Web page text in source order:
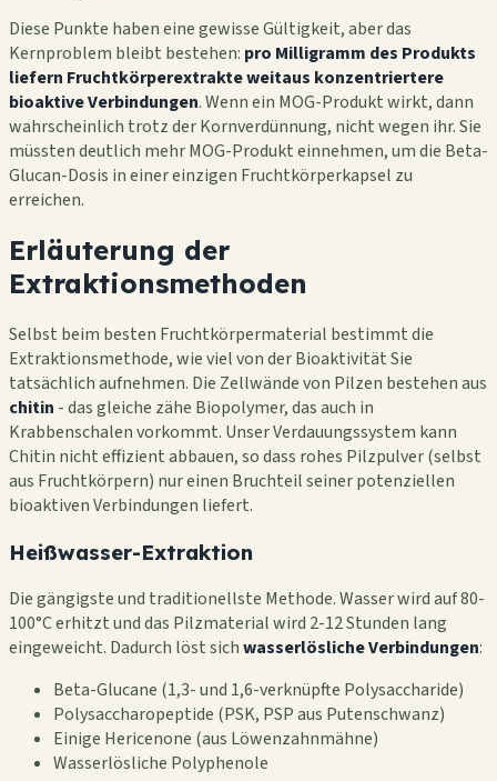
Diese Punkte haben eine gewisse Gültigkeit, aber das
Kernproblem bleibt bestehen: pro Milligramm des Produkts
liefern Fruchtkörperextrakte weitaus konzentriertere
bioaktive Verbindungen. Wenn ein MOG-Produkt wirkt, dann
wahrscheinlich trotz der Kornverdünnung, nicht wegen ihr. Sie
müssten deutlich mehr MOG-Produkt einnehmen, um die Beta-
Glucan-Dosis in einer einzigen Fruchtkörperkapsel zu
erreichen.
Erläuterung der
Extraktionsmethoden
Selbst beim besten Fruchtkörpermaterial bestimmt die
Extraktionsmethode, wie viel von der Bioaktivität Sie
tatsächlich aufnehmen. Die Zellwände von Pilzen bestehen aus
chitin - das gleiche zähe Biopolymer, das auch in
Krabbenschalen vorkommt. Unser Verdauungssystem kann
Chitin nicht effizient abbauen, so dass rohes Pilzpulver (selbst
aus Fruchtkörpern) nur einen Bruchteil seiner potenziellen
bioaktiven Verbindungen liefert.
Heißwasser-Extraktion
Die gängigste und traditionellste Methode. Wasser wird auf 80-
100°C erhitzt und das Pilzmaterial wird 2-12 Stunden lang
eingeweicht. Dadurch löst sichwasserlösliche Verbindungen:
Beta-Glucane (1,3- und 1,6-verknüpfte Polysaccharide)
Polysaccharopeptide (PSK, PSP aus Putenschwanz)
Einige Hericenone (aus Löwenzahnmähne)
Wasserlösliche Polyphenole